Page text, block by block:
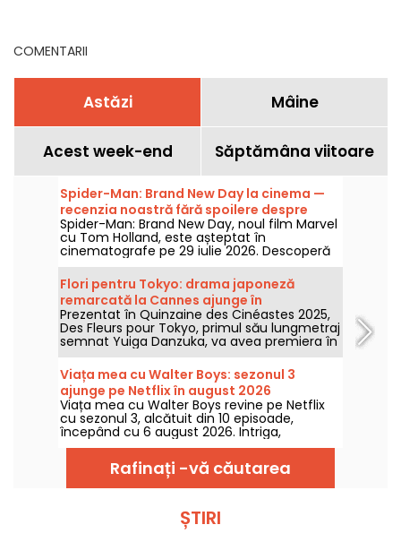
COMENTARII
Astăzi Mâine
Acest week-end Săptămâna viitoare
Spider-Man: Brand New Day la cinema —
recenzia noastră fără spoilere despre
revenirea lui Tom Holland în rolul Omului-
Păianjen
Spider-Man: Brand New Day, noul film Marvel
cu Tom Holland, este așteptat în
cinematografe pe 29 iulie 2026. Descoperă
recenzia noastră!
Flori pentru Tokyo: drama japoneză
remarcată la Cannes ajunge în
cinematografe
Prezentat în Quinzaine des Cinéastes 2025,
Des Fleurs pour Tokyo, primul său lungmetraj
semnat Yuiga Danzuka, va avea premiera în
cinematografe pe 5 august 2026.
Viața mea cu Walter Boys: sezonul 3
ajunge pe Netflix în august 2026
Viața mea cu Walter Boys revine pe Netflix
cu sezonul 3, alcătuit din 10 episoade,
începând cu 6 august 2026. Intriga,
distribuția, trailerul: toate detaliile.
Rafinați -vă căutarea
ȘTIRI